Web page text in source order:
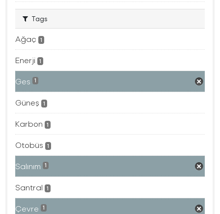
Tags
Ağaç 1
Enerji 1
Ges 1
Güneş 1
Karbon 1
Otobüs 1
Salınım 1
Santral 1
Çevre 1